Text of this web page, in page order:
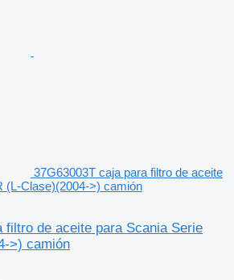
37G63003T caja para filtro de aceite
(L-Clase)(2004->) camión
filtro de aceite para Scania Serie
>) camión